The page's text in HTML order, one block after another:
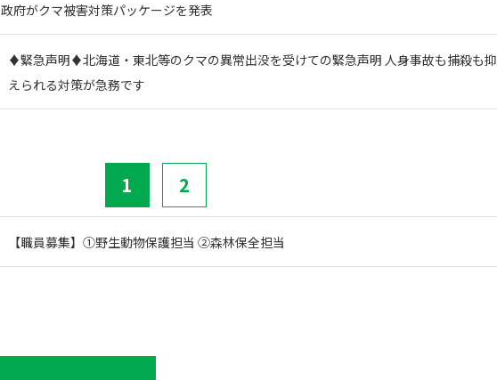
政府がクマ被害対策パッケージを発表
♦️緊急声明♦️北海道・東北等のクマの異常出没を受けての緊急声明 人身事故も捕殺も抑
えられる対策が急務です
1 2
【職員募集】①野生動物保護担当 ②森林保全担当